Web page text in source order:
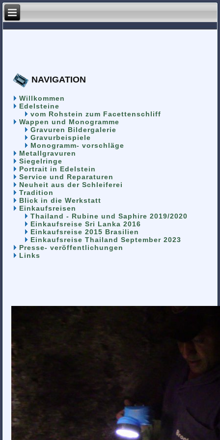
NAVIGATION
Willkommen
Edelsteine
vom Rohstein zum Facettenschliff
Wappen und Monogramme
Gravuren Bildergalerie
Gravurbeispiele
Monogramm- vorschläge
Metallgravuren
Siegelringe
Portrait in Edelstein
Service und Reparaturen
Neuheit aus der Schleiferei
Tradition
Blick in die Werkstatt
Einkaufsreisen
Thailand - Rubine und Saphire 2019/2020
Einkaufsreise Sri Lanka 2016
Einkaufsreise 2015 Brasilien
Einkaufsreise Thailand September 2023
Presse- veröffentlichungen
Links